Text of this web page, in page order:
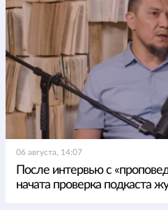
06 августа, 14:07
После интервью с
начата проверка подкаста